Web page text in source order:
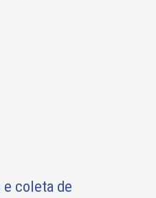
e coleta de